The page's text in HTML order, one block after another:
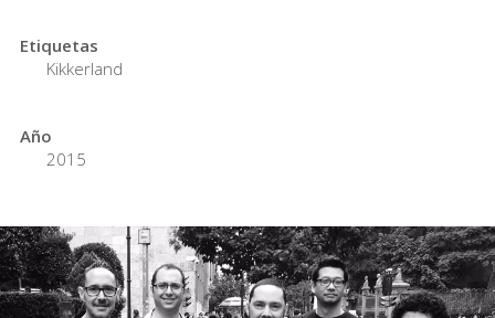
Etiquetas
Kikkerland
Año
2015